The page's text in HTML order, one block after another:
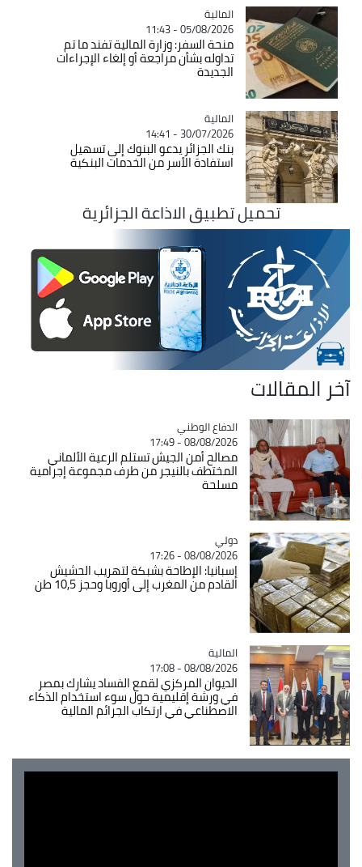
Catégorie
المالية
05/08/2026 - 11:43
منحة السفر: وزارة المالية تفند ما تم
تداوله بشأن مراجعة أو إلغاء الإجراءات
الجديدة
Catégorie
المالية
30/07/2026 - 14:41
بنك الجزائر يدعو البنوك إلى تسهيل
استفادة الأسر من الخدمات البنكية
تحميل تطبيق الاذاعة الجزائرية
آخر المقالات
Catégorie
الدفاع الوطني
08/08/2026 - 17:49
مصالح أمن الجيش تستلم الرعية الألماني
المختطف بالنيجر من طرف مجموعة إجرامية
مسلحة
Catégorie
دولي
08/08/2026 - 17:26
إسبانيا: الإطاحة بشبكة لتهريب الحشيش
القادم من المغرب إلى أوروبا وحجز 10,5 طن
Catégorie
المالية
08/08/2026 - 17:08
الديوان المركزي لقمع الفساد يشارك بمصر
في ورشة إقليمية حول سوء استخدام الذكاء
الاصطناعي في ارتكاب الجرائم المالية